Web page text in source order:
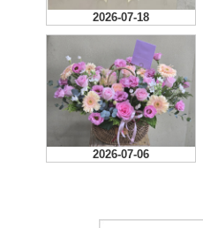
2026-07-18
2026-07-06